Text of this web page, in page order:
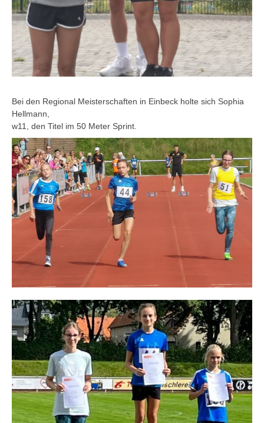
Bei den Regional Meisterschaften in Einbeck holte sich Sophia
Hellmann,
w11, den Titel im 50 Meter Sprint.